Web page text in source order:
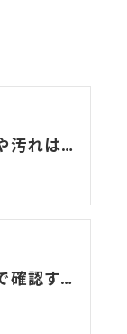
タバコの臭いや汚れは原状回復は必要？
原状回復費用で確認すべき注意点とトラブル事例